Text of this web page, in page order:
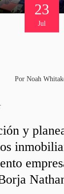
23
Jul
Por Noah
y